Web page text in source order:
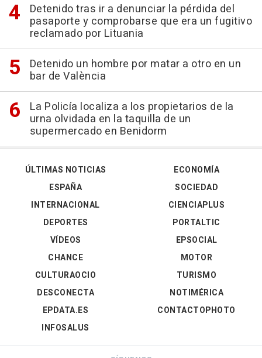
Detenido tras ir a denunciar la pérdida del
pasaporte y comprobarse que era un fugitivo
reclamado por Lituania
Detenido un hombre por matar a otro en un
bar de València
La Policía localiza a los propietarios de la
urna olvidada en la taquilla de un
supermercado en Benidorm
ÚLTIMAS NOTICIAS
ESPAÑA
INTERNACIONAL
DEPORTES
VÍDEOS
ECONOMÍA
SOCIEDAD
CIENCIAPLUS
PORTALTIC
EPSOCIAL
CHANCE
CULTURAOCIO
DESCONECTA
EPDATA.ES
INFOSALUS
MOTOR
TURISMO
NOTIMÉRICA
CONTACTOPHOTO